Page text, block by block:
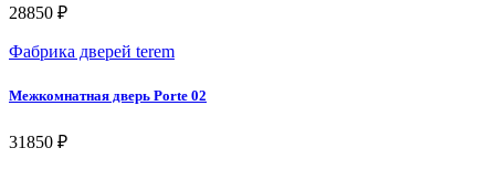
28850 ₽
Фабрика дверей terem
Межкомнатная дверь Porte 02
31850 ₽